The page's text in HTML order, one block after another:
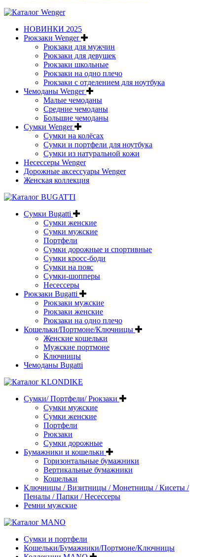
НОВИНКИ 2025
Рюкзаки Wenger
Рюкзаки для мужчин
Рюкзаки для девушек
Рюкзаки школьные
Рюкзаки на одно плечо
Рюкзаки с отделением для ноутбука
Чемоданы Wenger
Малые чемоданы
Средние чемоданы
Большие чемоданы
Сумки Wenger
Сумки на колёсах
Сумки и портфели для ноутбука
Сумки из натуральной кожи
Несессеры Wenger
Дорожные аксессуары Wenger
Женская коллекция
Сумки Bugatti
Сумки женские
Сумки мужские
Портфели
Сумки дорожные и спортивные
Сумки кросс-боди
Сумки на пояс
Сумки-шопперы
Несессеры
Рюкзаки Bugatti
Рюкзаки мужские
Рюкзаки женские
Рюкзаки на одно плечо
Кошельки/Портмоне/Ключницы
Женские кошельки
Мужские портмоне
Ключницы
Чемоданы Bugatti
Сумки/ Портфели/ Рюкзаки
Сумки мужские
Сумки женские
Портфели
Рюкзаки
Сумки дорожные
Бумажники и кошельки
Горизонтальные бумажники
Вертикальные бумажники
Кошельки
Ключницы / Визитницы / Монетницы / Кисеты /
Пеналы / Папки / Несессеры
Ремни мужские
Сумки и портфели
Кошельки/Бумажники/Портмоне/Ключницы